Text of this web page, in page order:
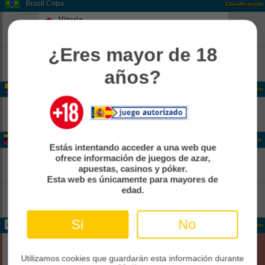
Brasil Copa Clasificación
18:00
Vitoria
-
Corinthians
Clasificación
Real CUndinamarca
Boca Juniors De Cali
Clasificación
Rayo Zuliano
Anzoategui FC
Estudiantes Merida
Internacional CONCACAF Caribbean Cup Grp. B Clasificación
Fin
Cibao
Cavalier Sc
¿Eres mayor de 18
años?
Estás intentando acceder a una web que
ofrece información de juegos de azar,
apuestas, casinos y póker.
Esta web es únicamente para mayores de
edad.
Sí No
Utilizamos cookies que guardarán esta información durante